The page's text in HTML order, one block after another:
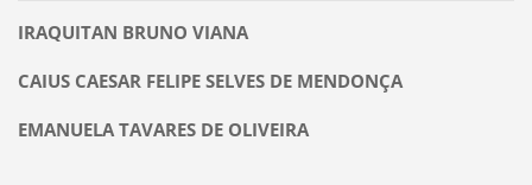
IRAQUITAN BRUNO VIANA
CAIUS CAESAR FELIPE SELVES DE MENDONÇA
EMANUELA TAVARES DE OLIVEIRA